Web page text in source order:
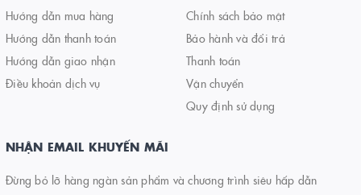
Hướng dẫn mua hàng
Hướng dẫn thanh toán
Hướng dẫn giao nhận
Điều khoản dịch vụ
Chính sách bảo mật
Bảo hành và đổi trả
Thanh toán
Vận chuyển
Quy định sử dụng
NHẬN EMAIL KHUYẾN MÃI
Đừng bỏ lỡ hàng ngàn sản phẩm và chương trình siêu hấp dẫn